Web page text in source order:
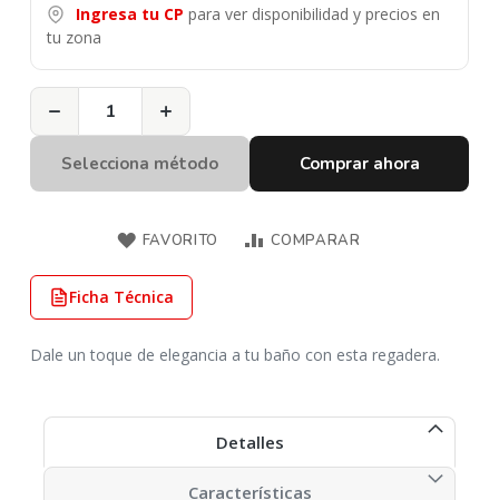
Ingresa tu CP para ver disponibilidad y precios en
tu zona
− +
Selecciona método Comprar ahora
FAVORITO COMPARAR
Ficha Técnica
Dale un toque de elegancia a tu baño con esta regadera.
Detalles
Características